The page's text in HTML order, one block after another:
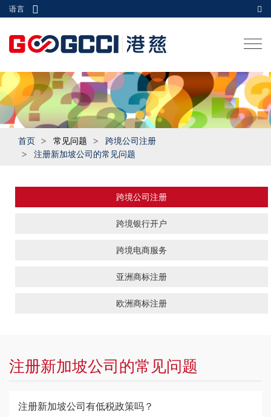
语言
首页 常见问题
跨境公司注册
注册新加坡公司的常见问题
跨境公司注册
跨境银行开户
跨境电商服务
亚洲商标注册
欧洲商标注册
注册新加坡公司的常见问题
注册新加坡公司有低税政策吗？